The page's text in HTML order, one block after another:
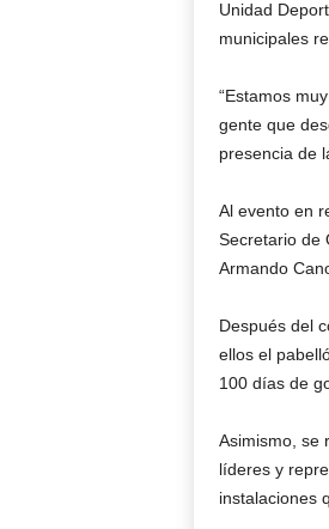
Unidad
municipales
“Estamos
gente que
presencia de
Al evento en
Secretario de
Armando
Después del
ellos el
100 días de
Asimismo, se
líderes y
instalaciones